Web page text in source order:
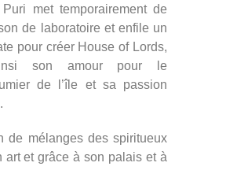
met temporairement de
de laboratoire et enfile un
pour créer House of Lords,
son amour pour le
de l’île et sa passion
de mélanges des spiritueux
art et grâce à son palais et à